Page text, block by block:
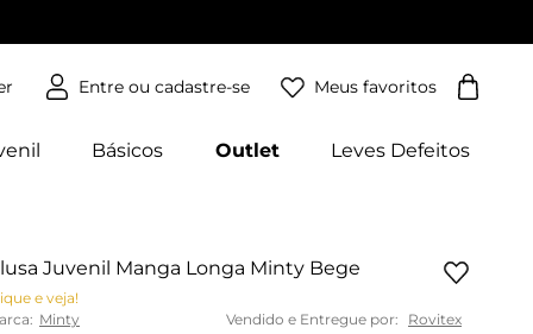
Meus favoritos
Básicos Outlet Leves Defeitos
Juvenil Manga Longa Minty Bege
e veja!
Minty Vendido e Entregue por: Rovitex